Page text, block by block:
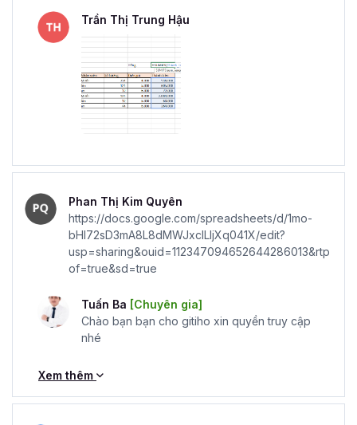
Trần Thị Trung Hậu
Phan Thị Kim Quyên
https://docs.google.com/spreadsheets/d/1mo-
bHI72sD3mA8L8dMWJxclLIjXq041X/edit?
usp=sharing&ouid=112347094652644286013&rtp
of=true&sd=true
Tuấn Ba [Chuyên gia]
Chào bạn bạn cho gitiho xin quyền truy cập
nhé
Xem thêm